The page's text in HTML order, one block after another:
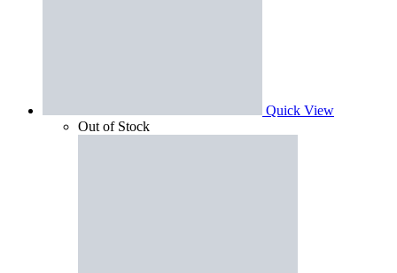
Quick View
Out of Stock